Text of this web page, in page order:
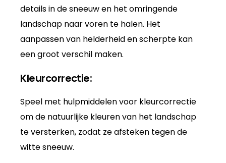
details in de sneeuw en het omringende
landschap naar voren te halen. Het
aanpassen van helderheid en scherpte kan
een groot verschil maken.
Kleurcorrectie:
Speel met hulpmiddelen voor kleurcorrectie
om de natuurlijke kleuren van het landschap
te versterken, zodat ze afsteken tegen de
witte sneeuw.